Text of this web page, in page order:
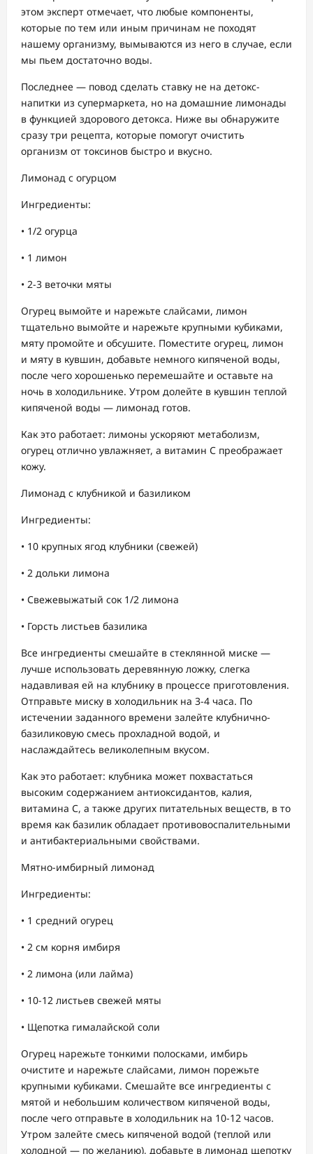
этом эксперт отмечает, что любые компоненты,
которые по тем или иным причинам не походят
нашему организму, вымываются из него в случае, если
мы пьем достаточно воды.
Последнее — повод сделать ставку не на детокс-
напитки из супермаркета, но на домашние лимонады
в функцией здорового детокса. Ниже вы обнаружите
сразу три рецепта, которые помогут очистить
организм от токсинов быстро и вкусно.
Лимонад с огурцом
Ингредиенты:
• 1/2 огурца
• 1 лимон
• 2-3 веточки мяты
Огурец вымойте и нарежьте слайсами, лимон
тщательно вымойте и нарежьте крупными кубиками,
мяту промойте и обсушите. Поместите огурец, лимон
и мяту в кувшин, добавьте немного кипяченой воды,
после чего хорошенько перемешайте и оставьте на
ночь в холодильнике. Утром долейте в кувшин теплой
кипяченой воды — лимонад готов.
Как это работает: лимоны ускоряют метаболизм,
огурец отлично увлажняет, а витамин С преображает
кожу.
Лимонад с клубникой и базиликом
Ингредиенты:
• 10 крупных ягод клубники (свежей)
• 2 дольки лимона
• Свежевыжатый сок 1/2 лимона
• Горсть листьев базилика
Все ингредиенты смешайте в стеклянной миске —
лучше использовать деревянную ложку, слегка
надавливая ей на клубнику в процессе приготовления.
Отправьте миску в холодильник на 3-4 часа. По
истечении заданного времени залейте клубнично-
базиликовую смесь прохладной водой, и
наслаждайтесь великолепным вкусом.
Как это работает: клубника может похвастаться
высоким содержанием антиоксидантов, калия,
витамина С, а также других питательных веществ, в то
время как базилик обладает противовоспалительными
и антибактериальными свойствами.
Мятно-имбирный лимонад
Ингредиенты:
• 1 средний огурец
• 2 см корня имбиря
• 2 лимона (или лайма)
• 10-12 листьев свежей мяты
• Щепотка гималайской соли
Огурец нарежьте тонкими полосками, имбирь
очистите и нарежьте слайсами, лимон порежьте
крупными кубиками. Смешайте все ингредиенты с
мятой и небольшим количеством кипяченой воды,
после чего отправьте в холодильник на 10-12 часов.
Утром залейте смесь кипяченой водой (теплой или
холодной — по желанию), добавьте в лимонад щепотку